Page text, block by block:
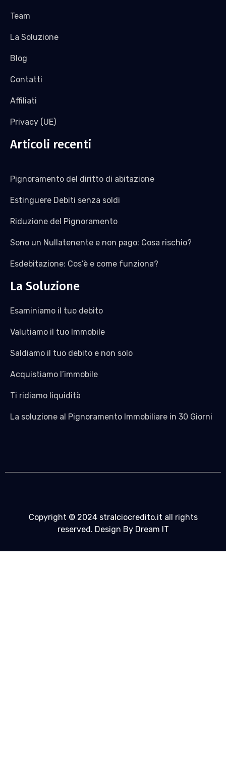
Team
La Soluzione
Blog
Contatti
Affiliati
Privacy (UE)
Articoli recenti
Pignoramento del diritto di abitazione
Estinguere Debiti senza soldi
Riduzione del Pignoramento
Sono un Nullatenente e non pago: Cosa rischio?
Esdebitazione: Cos’è e come funziona?
La Soluzione
Esaminiamo il tuo debito
Valutiamo il tuo Immobile
Saldiamo il tuo debito e non solo
Acquistiamo l’immobile
Ti ridiamo liquidità
La soluzione al Pignoramento Immobiliare in 30 Giorni
Copyright © 2024 stralciocredito.it all rights
reserved. Design By Dream IT